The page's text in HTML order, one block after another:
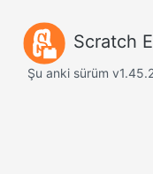
Scratch
Şu anki sürüm